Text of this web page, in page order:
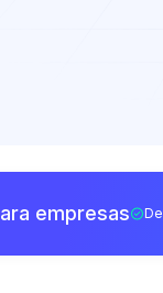
empresas